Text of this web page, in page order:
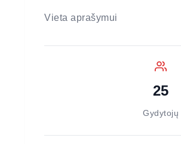
Vieta aprašymui
25
Gydytojų